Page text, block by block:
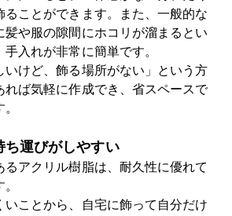
ることができます。また、一般的な
髪や服の隙間にホコリが溜まるとい
入れが非常に簡単です。
いけど、飾る場所がない」という方
れば気軽に作成でき、省スペースで
ち運びがしやすい
るアクリル樹脂は、耐久性に優れて
いことから、自宅に飾って自分だけ